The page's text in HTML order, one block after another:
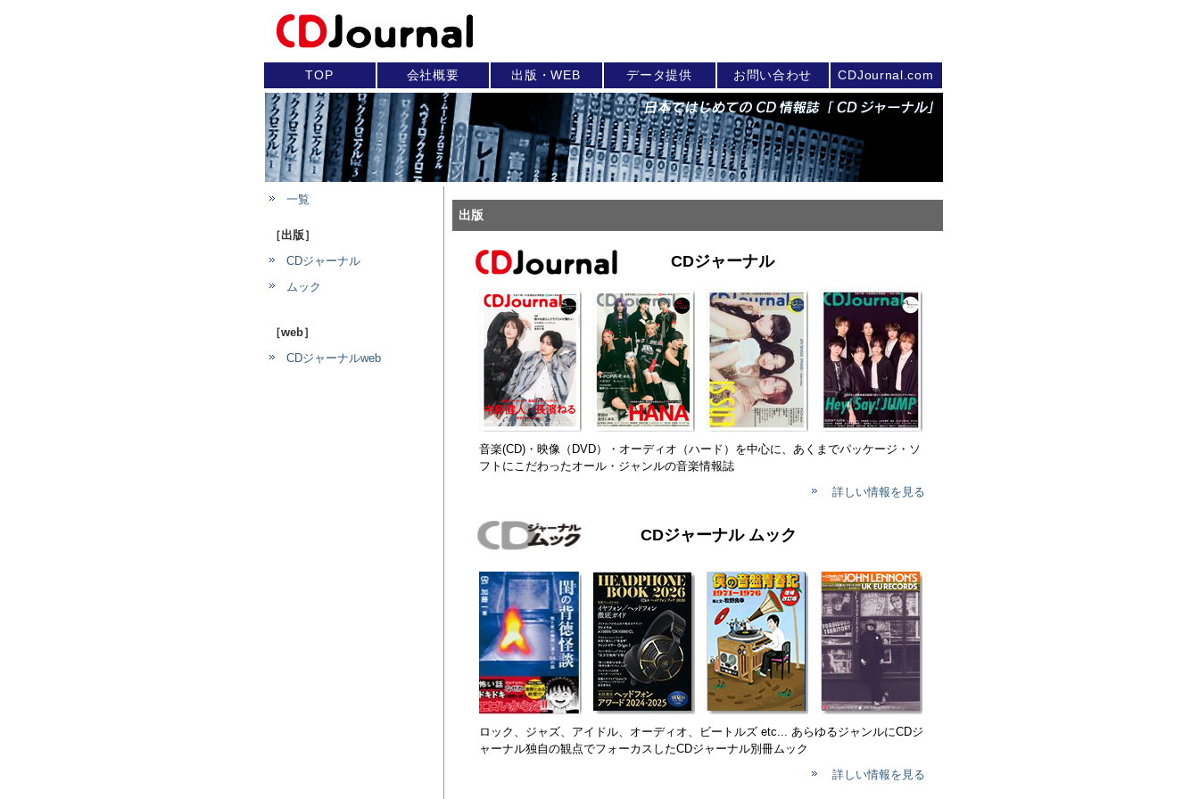
TOP 会社概要 出版・WEB データ提供 お問い合わせ CDJournal.com
一覧
［出版］
CDジャーナル
ムック
［web］
CDジャーナルweb
出版
CDジャーナル
音楽(CD)・映像（DVD）・オーディオ（ハード）を中心に、あくまでパッケージ・ソ
フトにこだわったオール・ジャンルの音楽情報誌
詳しい情報を見る
CDジャーナル ムック
ロック、ジャズ、アイドル、オーディオ、ビートルズ etc... あらゆるジャンルにCDジ
ャーナル独自の観点でフォーカスしたCDジャーナル別冊ムック
詳しい情報を見る